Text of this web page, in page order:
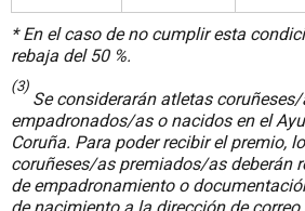
* En el caso de no cumplir esta
rebaja del 50 %.
(3) Se considerarán atletas
empadronados/as o nacidos en el
Coruña. Para poder recibir el premio,
coruñeses/as premiados/as deberán
de empadronamiento o